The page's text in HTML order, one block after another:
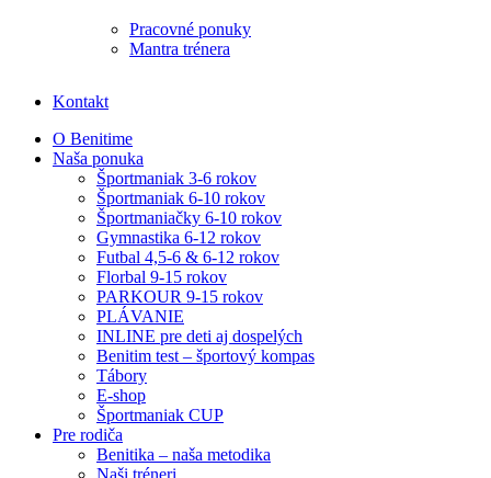
Pracovné ponuky
Mantra trénera
Kontakt
O Benitime
Naša ponuka
Športmaniak 3-6 rokov
Športmaniak 6-10 rokov
Športmaniačky 6-10 rokov
Gymnastika 6-12 rokov
Futbal 4,5-6 & 6-12 rokov
Florbal 9-15 rokov
PARKOUR 9-15 rokov
PLÁVANIE
INLINE pre deti aj dospelých
Benitim test – športový kompas
Tábory
E-shop
Športmaniak CUP
Pre rodiča
Benitika – naša metodika
Naši tréneri